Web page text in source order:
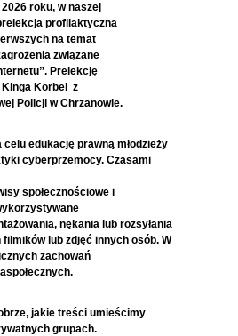
roku, w naszej
profilaktyczna
na temat
związane
Prelekcję
Kinga Korbel z
Policji w Chrzanowie.
celu edukację prawną młodzieży
cyberprzemocy. Czasami
społecznościowe i
nękania lub rozsyłania
lub zdjęć innych osób. W
zachowań
jakie treści umieścimy
grupach.